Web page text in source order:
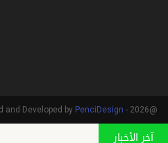
@2026 - arriadhia.net. All Right Reserved. Designed and Developed by
PenciDesign
آخر الأخبار